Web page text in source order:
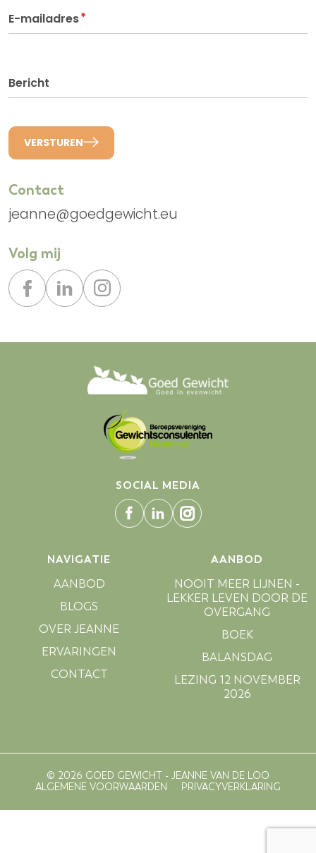
Contact
jeanne@goedgewicht.eu
Volg mij
E-mailadres*
Bericht
VERSTUREN
NAVIGATIE
AANBOD
BLOGS
OVER JEANNE
ERVARINGEN
CONTACT
AANBOD
NOOIT MEER LIJNEN -
LEKKER LEVEN DOOR DE
OVERGANG
BOEK
BALANSDAG
LEZING 12 NOVEMBER
2026
SOCIAL MEDIA
© 2026 GOED GEWICHT - JEANNE VAN DE LOO
ALGEMENE VOORWAARDEN
PRIVACYVERKLARING